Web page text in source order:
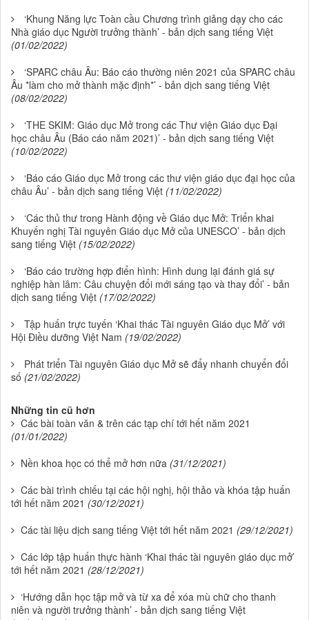
‘Khung Năng lực Toàn cầu Chương trình giảng dạy cho các
Nhà giáo dục Người trưởng thành’ - bản dịch sang tiếng Việt
(01/02/2022)
‘SPARC châu Âu: Báo cáo thường niên 2021 của SPARC châu
Âu *làm cho mở thành mặc định*’ - bản dịch sang tiếng Việt
(08/02/2022)
‘THE SKIM: Giáo dục Mở trong các Thư viện Giáo dục Đại
học châu Âu (Báo cáo năm 2021)’ - bản dịch sang tiếng Việt
(10/02/2022)
‘Báo cáo Giáo dục Mở trong các thư viện giáo dục đại học của
châu Âu’ - bản dịch sang tiếng Việt (11/02/2022)
‘Các thủ thư trong Hành động về Giáo dục Mở: Triển khai
Khuyến nghị Tài nguyên Giáo dục Mở của UNESCO’ - bản dịch
sang tiếng Việt (15/02/2022)
‘Báo cáo trường hợp điển hình: Hình dung lại đánh giá sự
nghiệp hàn lâm: Câu chuyện đổi mới sáng tạo và thay đổi’ - bản
dịch sang tiếng Việt (17/02/2022)
Tập huấn trực tuyến ‘Khai thác Tài nguyên Giáo dục Mở’ với
Hội Điều dưỡng Việt Nam (19/02/2022)
Phát triển Tài nguyên Giáo dục Mở sẽ đẩy nhanh chuyển đổi
số (21/02/2022)
Những tin cũ hơn
Các bài toàn văn & trên các tạp chí tới hết năm 2021
(01/01/2022)
Nền khoa học có thể mở hơn nữa (31/12/2021)
Các bài trình chiếu tại các hội nghị, hội thảo và khóa tập huấn
tới hết năm 2021 (30/12/2021)
Các tài liệu dịch sang tiếng Việt tới hết năm 2021 (29/12/2021)
Các lớp tập huấn thực hành ‘Khai thác tài nguyên giáo dục mở’
tới hết năm 2021 (28/12/2021)
‘Hướng dẫn học tập mở và từ xa để xóa mù chữ cho thanh
niên và người trưởng thành’ - bản dịch sang tiếng Việt